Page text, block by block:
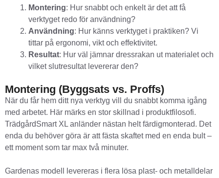
Montering: Hur snabbt och enkelt är det att få
verktyget redo för användning?
Användning: Hur känns verktyget i praktiken? Vi
tittar på ergonomi, vikt och effektivitet.
Resultat: Hur väl jämnar dressrakan ut materialet och
vilket slutresultat levererar den?
Montering (Byggsats vs. Proffs)
När du får hem ditt nya verktyg vill du snabbt komma igång
med arbetet. Här märks en stor skillnad i produktfilosofi.
TrädgårdSmart XL anländer nästan helt färdigmonterad. Det
enda du behöver göra är att fästa skaftet med en enda bult –
ett moment som tar max två minuter.
Gardenas modell levereras i flera lösa plast- och metalldelar